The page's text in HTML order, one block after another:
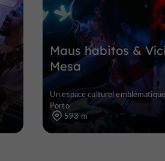
Maus habitos &
Mesa
Un espace culturel emblématique
Porto
593 m